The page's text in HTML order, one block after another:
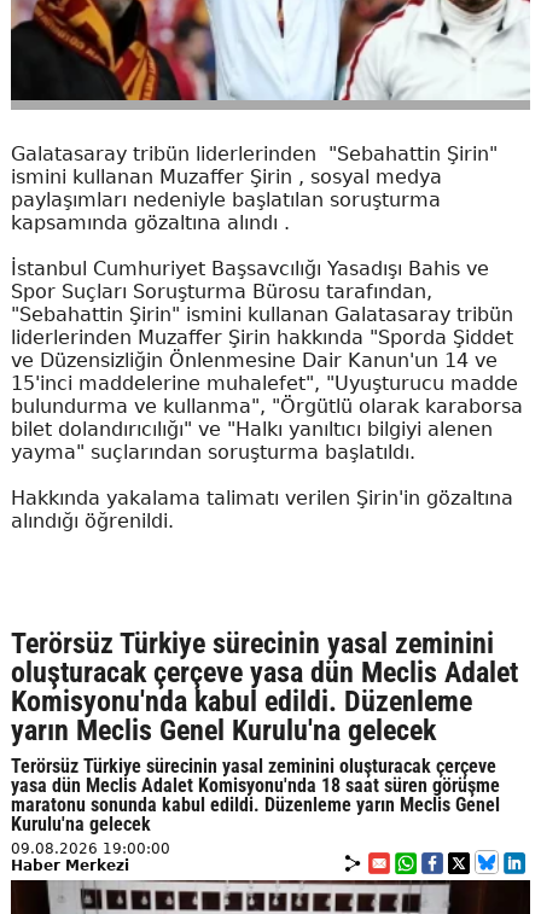
Galatasaray tribün liderlerinden "Sebahattin Şirin"
ismini kullanan Muzaffer Şirin , sosyal medya
paylaşımları nedeniyle başlatılan soruşturma
kapsamında gözaltına alındı .
İstanbul Cumhuriyet Başsavcılığı Yasadışı Bahis ve
Spor Suçları Soruşturma Bürosu tarafından,
"Sebahattin Şirin" ismini kullanan Galatasaray tribün
liderlerinden Muzaffer Şirin hakkında "Sporda Şiddet
ve Düzensizliğin Önlenmesine Dair Kanun'un 14 ve
15'inci maddelerine muhalefet", "Uyuşturucu madde
bulundurma ve kullanma", "Örgütlü olarak karaborsa
bilet dolandırıcılığı" ve "Halkı yanıltıcı bilgiyi alenen
yayma" suçlarından soruşturma başlatıldı.
Hakkında yakalama talimatı verilen Şirin'in gözaltına
alındığı öğrenildi.
Terörsüz Türkiye sürecinin yasal zeminini
oluşturacak çerçeve yasa dün Meclis Adalet
Komisyonu'nda kabul edildi. Düzenleme
yarın Meclis Genel Kurulu'na gelecek
Terörsüz Türkiye sürecinin yasal zeminini oluşturacak çerçeve
yasa dün Meclis Adalet Komisyonu'nda 18 saat süren görüşme
maratonu sonunda kabul edildi. Düzenleme yarın Meclis Genel
Kurulu'na gelecek
09.08.2026 19:00:00
Haber Merkezi